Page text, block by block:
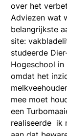
over het
Adviezen wat
belangrijkste
site:
studeerde
Hogeschool in
omdat het
mee moet
een
realiseerde ik